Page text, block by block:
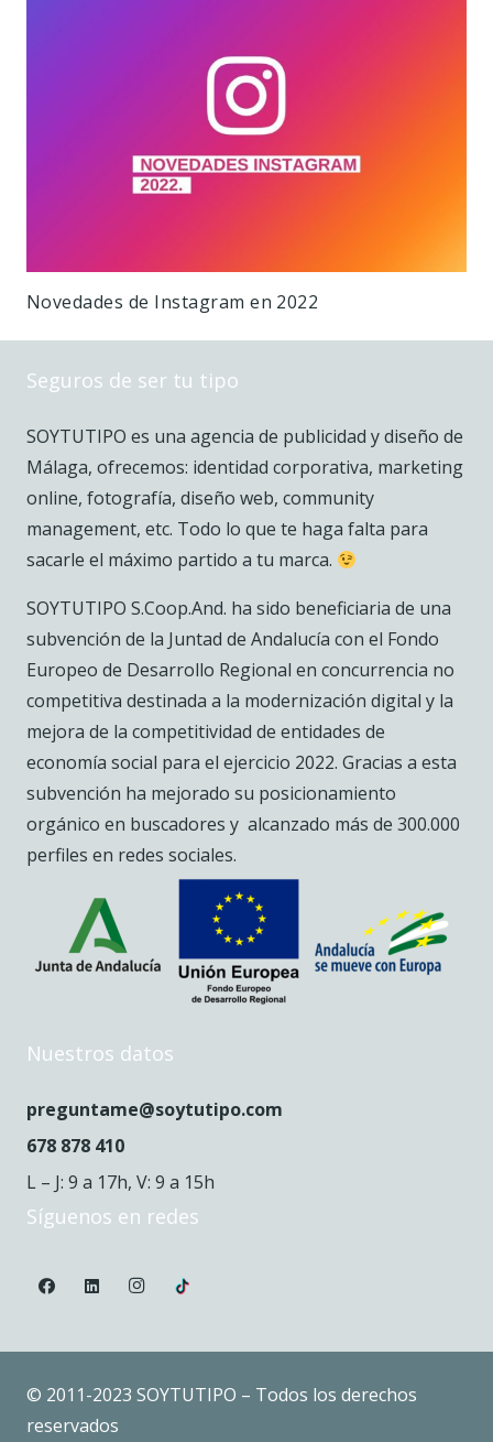
Novedades de Instagram en 2022
Seguros de ser tu tipo
SOYTUTIPO es una agencia de publicidad y diseño de
Málaga, ofrecemos: identidad corporativa, marketing
online, fotografía, diseño web, community
management, etc. Todo lo que te haga falta para
sacarle el máximo partido a tu marca.
SOYTUTIPO S.Coop.And. ha sido beneficiaria de una
subvención de la Juntad de Andalucía con el Fondo
Europeo de Desarrollo Regional en concurrencia no
competitiva destinada a la modernización digital y la
mejora de la competitividad de entidades de
economía social para el ejercicio 2022. Gracias a esta
subvención ha mejorado su posicionamiento
orgánico en buscadores y alcanzado más de 300.000
perfiles en redes sociales.
Nuestros datos
preguntame@soytutipo.com
678 878 410
L – J: 9 a 17h, V: 9 a 15h
Síguenos en redes
© 2011-2023 SOYTUTIPO – Todos los derechos
reservados